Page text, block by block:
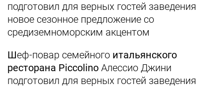
подготовил для верных гостей заведения
новое сезонное предложение со
средиземноморским акцентом
Шеф-повар семейного итальянского
ресторана Piccolino Алессио Джини
подготовил для верных гостей заведения